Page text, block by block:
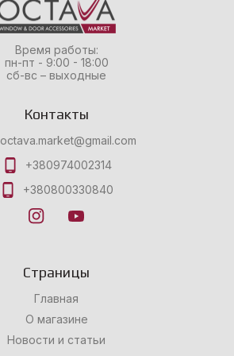
Время работы:
пн-пт - 9:00 - 18:00
сб-вс – выходные
Контакты
octava.market@gmail.com
+380974002314
+380800330840
Страницы
Главная
О магазине
Новости и статьи